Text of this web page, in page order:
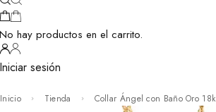
hay productos en el carrito.
sesión
Inicio Tienda Collar Ángel con Baño Oro 18k